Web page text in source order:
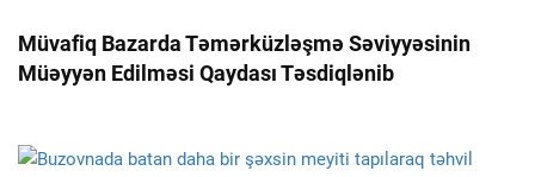
Müvafiq Bazarda Təmərküzləşmə Səviyyəsinin
Müəyyən Edilməsi Qaydası Təsdiqlənib